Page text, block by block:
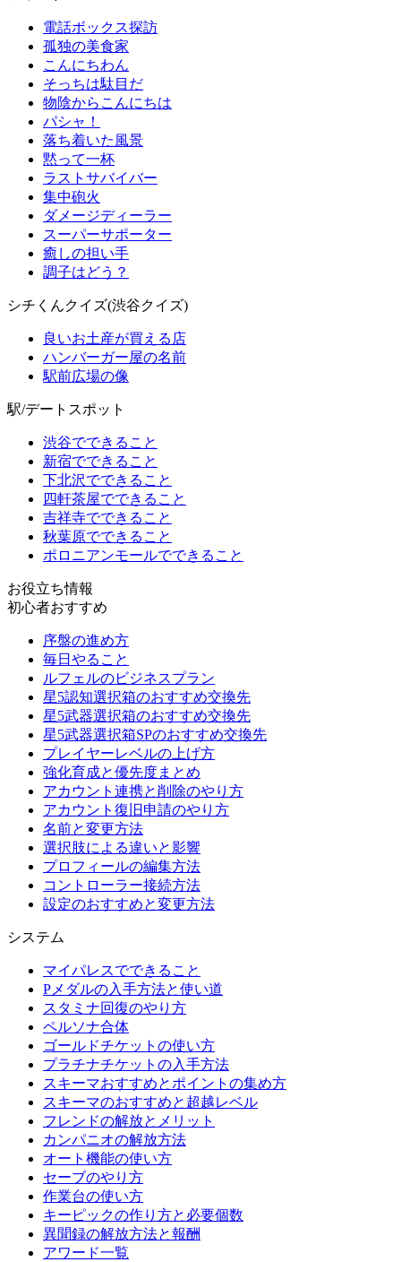
電話ボックス探訪
孤独の美食家
こんにちわん
そっちは駄目だ
物陰からこんにちは
パシャ！
落ち着いた風景
黙って一杯
ラストサバイバー
集中砲火
ダメージディーラー
スーパーサポーター
癒しの担い手
調子はどう？
シチくんクイズ(渋谷クイズ)
良いお土産が買える店
ハンバーガー屋の名前
駅前広場の像
駅/デートスポット
渋谷でできること
新宿でできること
下北沢でできること
四軒茶屋でできること
吉祥寺でできること
秋葉原でできること
ポロニアンモールでできること
お役立ち情報
初心者おすすめ
序盤の進め方
毎日やること
ルフェルのビジネスプラン
星5認知選択箱のおすすめ交換先
星5武器選択箱のおすすめ交換先
星5武器選択箱SPのおすすめ交換先
プレイヤーレベルの上げ方
強化育成と優先度まとめ
アカウント連携と削除のやり方
アカウント復旧申請のやり方
名前と変更方法
選択肢による違いと影響
プロフィールの編集方法
コントローラー接続方法
設定のおすすめと変更方法
システム
マイパレスでできること
Pメダルの入手方法と使い道
スタミナ回復のやり方
ペルソナ合体
ゴールドチケットの使い方
プラチナチケットの入手方法
スキーマおすすめとポイントの集め方
スキーマのおすすめと超越レベル
フレンドの解放とメリット
カンパニオの解放方法
オート機能の使い方
セーブのやり方
作業台の使い方
キーピックの作り方と必要個数
異聞録の解放方法と報酬
アワード一覧